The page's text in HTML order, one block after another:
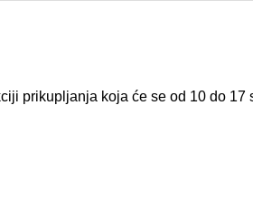
prikupljanja koja će se od 10 do 17